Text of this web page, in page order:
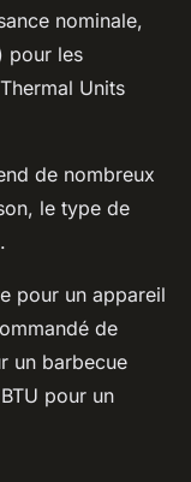
nominale,
pour les
Units
de nombreux
le type de
pour un appareil
de
un barbecue
pour un